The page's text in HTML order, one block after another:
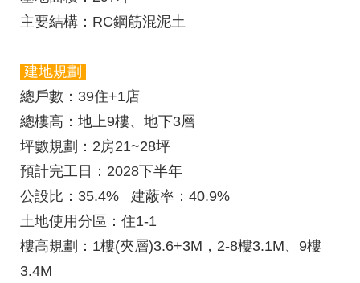
主要結構 ：RC鋼筋混泥土
建地規劃
總戶數 ：39住+1店
總樓高 ：地上9樓、地下3層
坪數規劃 ：2房21~28坪
預計完工日 ：2028下半年
公設比 ：35.4% 建蔽率： 40.9%
土地使用分區 ：住1-1
樓高規劃 ：1樓(夾層)3.6+3M，2-8樓3.1M、9樓
3.4M